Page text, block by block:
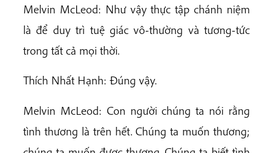
Melvin McLeod: Như vậy thực tập chánh niệm
là để duy trì tuệ giác vô-thường và tương-tức
trong tất cả mọi thời.
Thích Nhất Hạnh: Đúng vậy.
Melvin McLeod: Con người chúng ta nói rằng
tình thương là trên hết. Chúng ta muốn thương;